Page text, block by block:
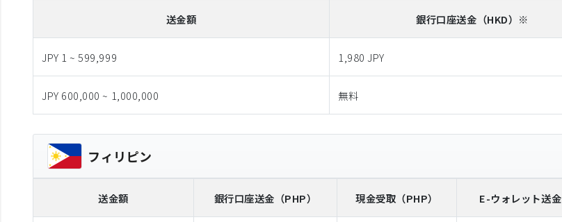
送金額 銀行口座送金 （HKD）※
JPY 1 ~ 599,999 1,980 JPY
JPY 600,000 ~ 1,000,000 無料
フィリピン
送金額 銀行口座送金 （PHP） 現金受取 （PHP） E-ウォレット送金